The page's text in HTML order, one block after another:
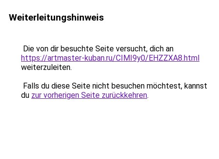
Weiterleitungshinweis
Die von dir besuchte Seite versucht, dich an
https://artmaster-kuban.ru/CIMI9y0/EHZZXA8.html
weiterzuleiten.
Falls du diese Seite nicht besuchen möchtest, kannst
du zur vorherigen Seite zurückkehren.